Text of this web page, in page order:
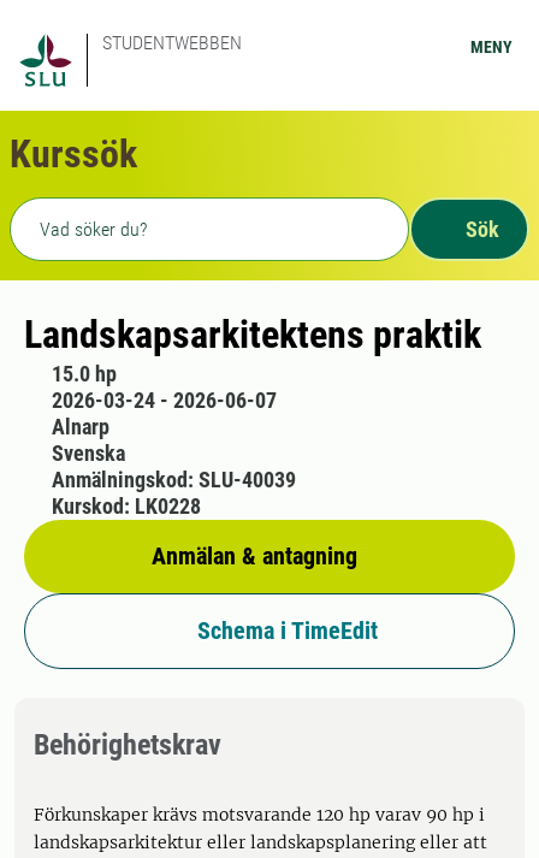
STUDENTWEBBEN MENY
Kurssök
Fritext sökning
Sök
Landskapsarkitektens praktik
15.0 hp
2026-03-24 - 2026-06-07
Alnarp
Svenska
Anmälan & antagning
Anmälningskod: SLU-40039
Kurskod: LK0228
Schema i TimeEdit
Behörighetskrav
Förkunskaper krävs motsvarande 120 hp varav 90 hp i
landskapsarkitektur eller landskapsplanering eller att